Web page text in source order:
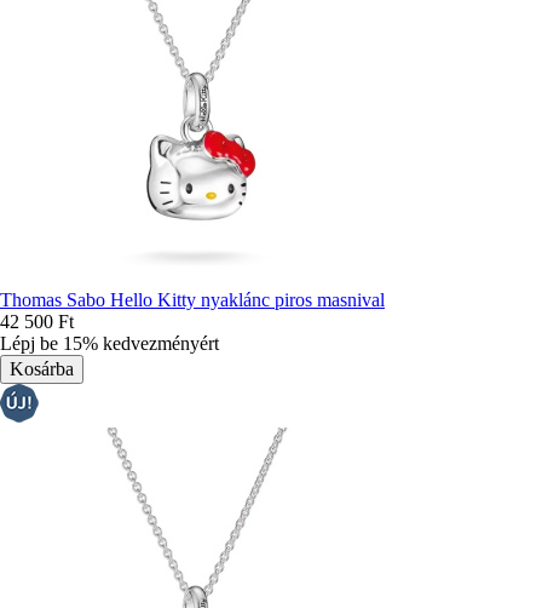
Thomas Sabo Hello Kitty nyaklánc piros masnival
42 500 Ft
Lépj be 15% kedvezményért